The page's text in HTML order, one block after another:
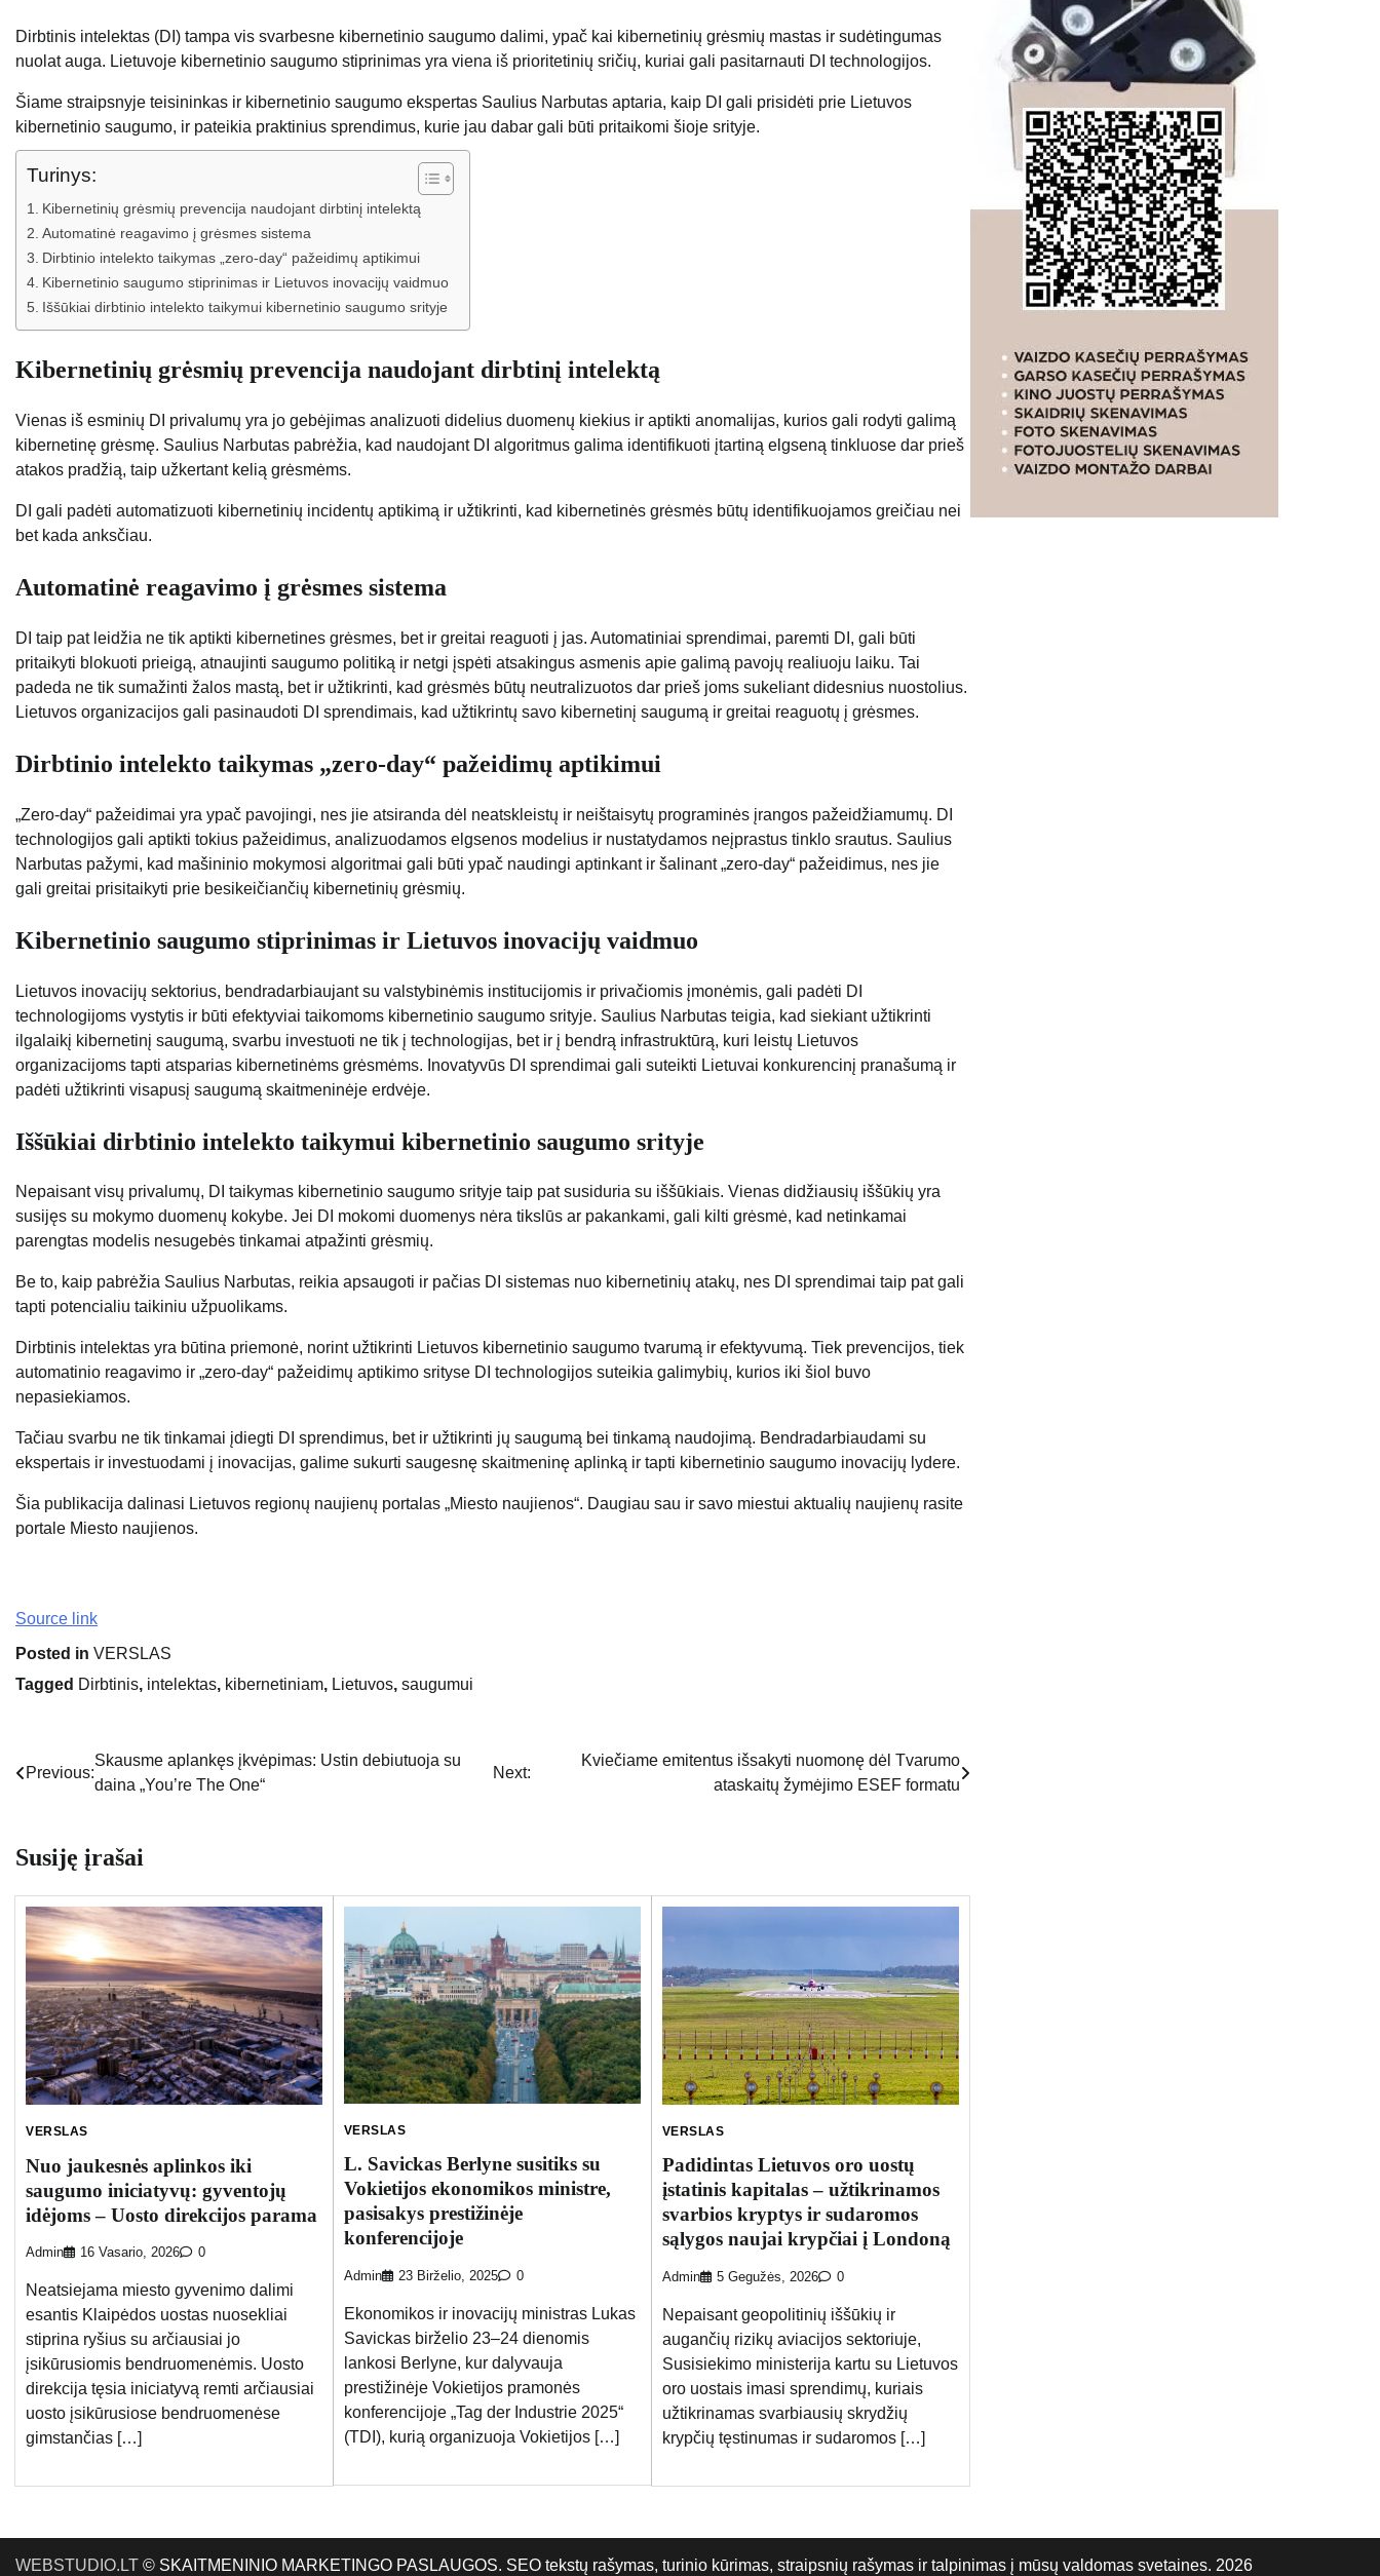
Dirbtinis intelektas (DI) tampa vis svarbesne kibernetinio saugumo dalimi, ypač kai kibernetinių grėsmių mastas ir sudėtingumas
nuolat auga. Lietuvoje kibernetinio saugumo stiprinimas yra viena iš prioritetinių sričių, kuriai gali pasitarnauti DI technologijos.
Šiame straipsnyje teisininkas ir kibernetinio saugumo ekspertas Saulius Narbutas aptaria, kaip DI gali prisidėti prie Lietuvos
kibernetinio saugumo, ir pateikia praktinius sprendimus, kurie jau dabar gali būti pritaikomi šioje srityje.
Turinys:
Kibernetinių grėsmių prevencija naudojant dirbtinį intelektą
Automatinė reagavimo į grėsmes sistema
Dirbtinio intelekto taikymas „zero-day“ pažeidimų aptikimui
Kibernetinio saugumo stiprinimas ir Lietuvos inovacijų vaidmuo
Iššūkiai dirbtinio intelekto taikymui kibernetinio saugumo srityje
Kibernetinių grėsmių prevencija naudojant dirbtinį intelektą
Vienas iš esminių DI privalumų yra jo gebėjimas analizuoti didelius duomenų kiekius ir aptikti anomalijas, kurios gali rodyti galimą
kibernetinę grėsmę. Saulius Narbutas pabrėžia, kad naudojant DI algoritmus galima identifikuoti įtartiną elgseną tinkluose dar prieš
atakos pradžią, taip užkertant kelią grėsmėms.
DI gali padėti automatizuoti kibernetinių incidentų aptikimą ir užtikrinti, kad kibernetinės grėsmės būtų identifikuojamos greičiau nei
bet kada anksčiau.
Automatinė reagavimo į grėsmes sistema
DI taip pat leidžia ne tik aptikti kibernetines grėsmes, bet ir greitai reaguoti į jas. Automatiniai sprendimai, paremti DI, gali būti
pritaikyti blokuoti prieigą, atnaujinti saugumo politiką ir netgi įspėti atsakingus asmenis apie galimą pavojų realiuoju laiku. Tai
padeda ne tik sumažinti žalos mastą, bet ir užtikrinti, kad grėsmės būtų neutralizuotos dar prieš joms sukeliant didesnius nuostolius.
Lietuvos organizacijos gali pasinaudoti DI sprendimais, kad užtikrintų savo kibernetinį saugumą ir greitai reaguotų į grėsmes.
Dirbtinio intelekto taikymas „zero-day“ pažeidimų aptikimui
„Zero-day“ pažeidimai yra ypač pavojingi, nes jie atsiranda dėl neatskleistų ir neištaisytų programinės įrangos pažeidžiamumų. DI
technologijos gali aptikti tokius pažeidimus, analizuodamos elgsenos modelius ir nustatydamos neįprastus tinklo srautus. Saulius
Narbutas pažymi, kad mašininio mokymosi algoritmai gali būti ypač naudingi aptinkant ir šalinant „zero-day“ pažeidimus, nes jie
gali greitai prisitaikyti prie besikeičiančių kibernetinių grėsmių.
Kibernetinio saugumo stiprinimas ir Lietuvos inovacijų vaidmuo
Lietuvos inovacijų sektorius, bendradarbiaujant su valstybinėmis institucijomis ir privačiomis įmonėmis, gali padėti DI
technologijoms vystytis ir būti efektyviai taikomoms kibernetinio saugumo srityje. Saulius Narbutas teigia, kad siekiant užtikrinti
ilgalaikį kibernetinį saugumą, svarbu investuoti ne tik į technologijas, bet ir į bendrą infrastruktūrą, kuri leistų Lietuvos
organizacijoms tapti atsparias kibernetinėms grėsmėms. Inovatyvūs DI sprendimai gali suteikti Lietuvai konkurencinį pranašumą ir
padėti užtikrinti visapusį saugumą skaitmeninėje erdvėje.
Iššūkiai dirbtinio intelekto taikymui kibernetinio saugumo srityje
Nepaisant visų privalumų, DI taikymas kibernetinio saugumo srityje taip pat susiduria su iššūkiais. Vienas didžiausių iššūkių yra
susijęs su mokymo duomenų kokybe. Jei DI mokomi duomenys nėra tikslūs ar pakankami, gali kilti grėsmė, kad netinkamai
parengtas modelis nesugebės tinkamai atpažinti grėsmių.
Be to, kaip pabrėžia Saulius Narbutas, reikia apsaugoti ir pačias DI sistemas nuo kibernetinių atakų, nes DI sprendimai taip pat gali
tapti potencialiu taikiniu užpuolikams.
Dirbtinis intelektas yra būtina priemonė, norint užtikrinti Lietuvos kibernetinio saugumo tvarumą ir efektyvumą. Tiek prevencijos, tiek
automatinio reagavimo ir „zero-day“ pažeidimų aptikimo srityse DI technologijos suteikia galimybių, kurios iki šiol buvo
nepasiekiamos.
Tačiau svarbu ne tik tinkamai įdiegti DI sprendimus, bet ir užtikrinti jų saugumą bei tinkamą naudojimą. Bendradarbiaudami su
ekspertais ir investuodami į inovacijas, galime sukurti saugesnę skaitmeninę aplinką ir tapti kibernetinio saugumo inovacijų lydere.
Šia publikacija dalinasi Lietuvos regionų naujienų portalas „Miesto naujienos“. Daugiau sau ir savo miestui aktualių naujienų rasite
portale Miesto naujienos.
Source link
Posted in VERSLAS
Tagged Dirbtinis, intelektas, kibernetiniam, Lietuvos, saugumui
Navigacija
Previous:
Skausme aplankęs įkvėpimas: Ustin debiutuoja su
daina „You’re The One“
Next:
Kviečiame emitentus išsakyti nuomonę dėl Tvarumo
ataskaitų žymėjimo ESEF formatu
Susiję įrašai
VERSLAS
Nuo jaukesnės aplinkos iki
saugumo iniciatyvų: gyventojų
idėjoms – Uosto direkcijos parama
Admin 16 Vasario, 2026 0
Neatsiejama miesto gyvenimo dalimi
esantis Klaipėdos uostas nuosekliai
stiprina ryšius su arčiausiai jo
įsikūrusiomis bendruomenėmis. Uosto
direkcija tęsia iniciatyvą remti arčiausiai
uosto įsikūrusiose bendruomenėse
gimstančias […]
VERSLAS
L. Savickas Berlyne susitiks su
Vokietijos ekonomikos ministre,
pasisakys prestižinėje
konferencijoje
Admin 23 Birželio, 2025 0
Ekonomikos ir inovacijų ministras Lukas
Savickas birželio 23–24 dienomis
lankosi Berlyne, kur dalyvauja
prestižinėje Vokietijos pramonės
konferencijoje „Tag der Industrie 2025“
(TDI), kurią organizuoja Vokietijos […]
VERSLAS
Padidintas Lietuvos oro uostų
įstatinis kapitalas – užtikrinamos
svarbios kryptys ir sudaromos
sąlygos naujai krypčiai į Londoną
Admin 5 Gegužės, 2026 0
Nepaisant geopolitinių iššūkių ir
augančių rizikų aviacijos sektoriuje,
Susisiekimo ministerija kartu su Lietuvos
oro uostais imasi sprendimų, kuriais
užtikrinamas svarbiausių skrydžių
krypčių tęstinumas ir sudaromos […]
WEBSTUDIO.LT © SKAITMENINIO MARKETINGO PASLAUGOS. SEO tekstų rašymas, turinio kūrimas, straipsnių rašymas ir talpinimas į mūsų valdomas svetaines. 2026